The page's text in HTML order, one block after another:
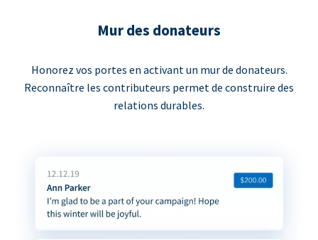
Mur des donateurs
Honorez vos portes en activant un mur de donateurs.
Reconnaître les contributeurs permet de construire des
relations durables.